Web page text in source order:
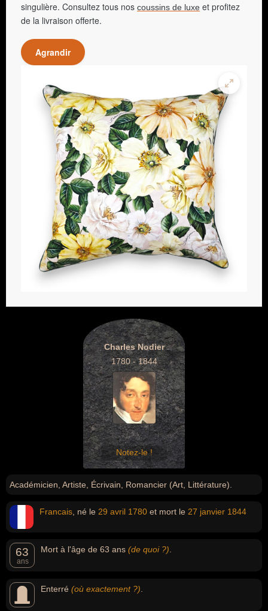
singulière. Consultez tous nos coussins de luxe et profitez
de la livraison offerte.
Agrandir
Charles Nodier
1780 - 1844
Notez-le !
Académicien, Artiste, Écrivain, Romancier (Art, Littérature).
Francais , né le 29 avril 1780 et mort le 27 janvier 1844
63
ans
Mort à l'âge de 63 ans (de quoi ?)
Enterré (où exactement ?)